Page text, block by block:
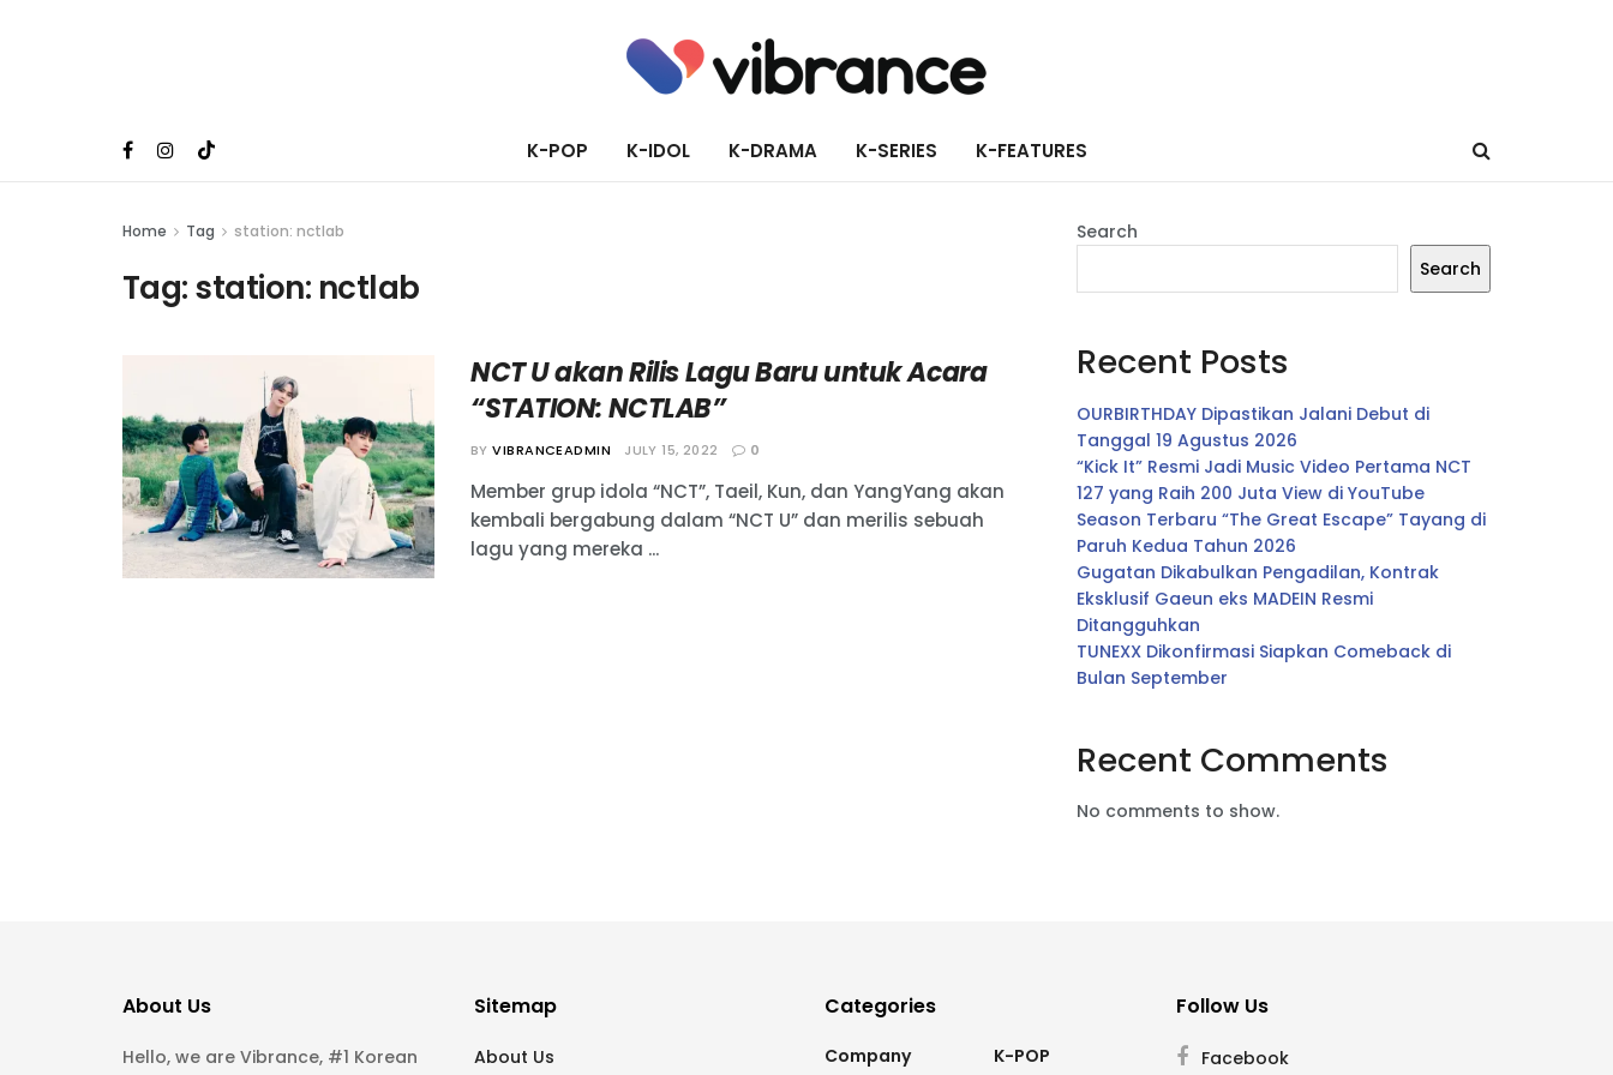
K-POP K-IDOL K-DRAMA K-SERIES K-FEATURES
Home Tag station: nctlab
Tag:station: nctlab
NCT U akan Rilis Lagu Baru untuk Acara
“STATION: NCTLAB”
BY VIBRANCEADMIN JULY 15, 2022 0
Member grup idola “NCT”, Taeil, Kun, dan YangYang akan
kembali bergabung dalam “NCT U” dan merilis sebuah
lagu yang mereka ...
Search
Search
Recent Posts
OURBIRTHDAY Dipastikan Jalani Debut di
Tanggal 19 Agustus 2026
“Kick It” Resmi Jadi Music Video Pertama NCT
127 yang Raih 200 Juta View di YouTube
Season Terbaru “The Great Escape” Tayang di
Paruh Kedua Tahun 2026
Gugatan Dikabulkan Pengadilan, Kontrak
Eksklusif Gaeun eks MADEIN Resmi
Ditangguhkan
TUNEXX Dikonfirmasi Siapkan Comeback di
Bulan September
Recent Comments
No comments to show.
About Us
Hello, we are Vibrance, #1 Korean
Sitemap
About Us
Categories
Company K-POP
Follow Us
Facebook